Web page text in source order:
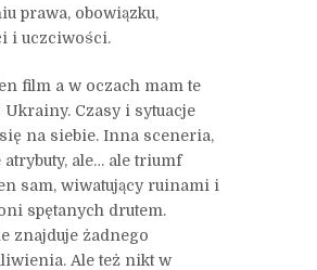
prawa, obowiązku,
i uczciwości.
film a w oczach mam te
Czasy i sytuacje
się na siebie. Inna sceneria,
ale… ale triumf
sam, wiwatujący ruinami i
spętanych drutem.
znajduje żadnego
Ale też nikt w